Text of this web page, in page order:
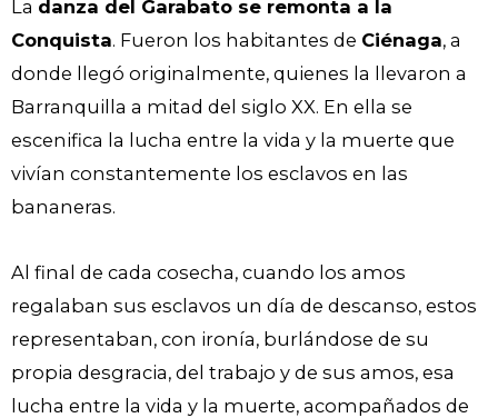
La danza del Garabato se remonta a la
Conquista. Fueron los habitantes de Ciénaga, a
donde llegó originalmente, quienes la llevaron a
Barranquilla a mitad del siglo XX. En ella se
escenifica la lucha entre la vida y la muerte que
vivían constantemente los esclavos en las
bananeras.
Al final de cada cosecha, cuando los amos
regalaban sus esclavos un día de descanso, estos
representaban, con ironía, burlándose de su
propia desgracia, del trabajo y de sus amos, esa
lucha entre la vida y la muerte, acompañados de